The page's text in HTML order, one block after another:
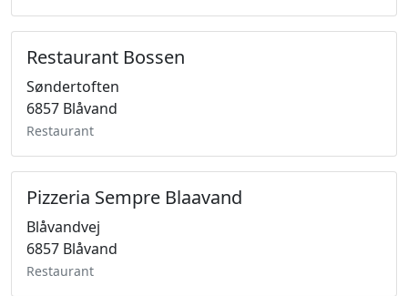
Restaurant Bossen
Søndertoften
6857 Blåvand
Restaurant
Pizzeria Sempre Blaavand
Blåvandvej
6857 Blåvand
Restaurant